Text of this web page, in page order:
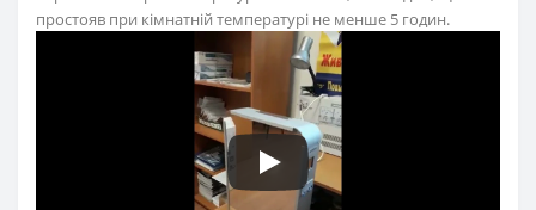
простояв при кімнатній температурі не менше 5 годин.